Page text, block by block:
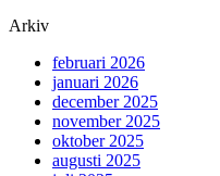
Arkiv
februari 2026
januari 2026
december 2025
november 2025
oktober 2025
augusti 2025